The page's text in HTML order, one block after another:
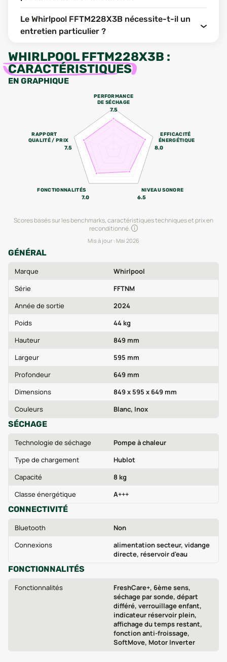
Le Whirlpool FFTM228X3B nécessite-t-il un
entretien particulier ?
WHIRLPOOL FFTM228X3B :
CARACTÉRISTIQUES
EN GRAPHIQUE
PERFORMANCE
DE SÉCHAGE
7.5
EFFICACITÉ
ÉNERGÉTIQUE
8.0
NIVEAU SONORE
6.5
FONCTIONNALITÉS
7.0
RAPPORT
QUALITÉ / PRIX
7.5
Scores basés sur les benchmarks, caractéristiques techniques et prix en
reconditionné.
Mis à jour : Mai 2026
GÉNÉRAL
Marque
Whirlpool
Série
FFTNM
Année de sortie
2024
Poids
44 kg
Hauteur
849 mm
Largeur
595 mm
Profondeur
649 mm
Dimensions
849 x 595 x 649 mm
Couleurs
Blanc, Inox
SÉCHAGE
Technologie de séchage
Pompe à chaleur
Type de chargement
Hublot
Capacité
8 kg
Classe énergétique
A+++
CONNECTIVITÉ
Bluetooth
Non
Connexions
alimentation secteur, vidange
directe, réservoir d'eau
FONCTIONNALITÉS
Fonctionnalités
FreshCare+, 6ème sens,
séchage par sonde, départ
différé, verrouillage enfant,
indicateur réservoir plein,
affichage du temps restant,
fonction anti-froissage,
SoftMove, Motor Inverter